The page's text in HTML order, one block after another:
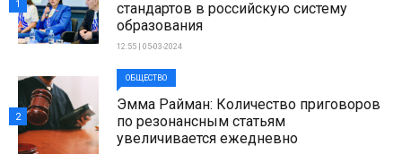
стандартов в российскую систему
образования
12:55 | 05-03-2024
1
ОБЩЕСТВО
Эмма Райман: Количество приговоров
по резонансным статьям
увеличивается ежедневно
2